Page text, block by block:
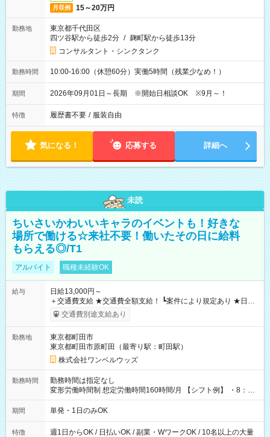
月収例 15～20万円
勤務地
東京都千代田区
四ツ谷駅から徒歩2分 / 麹町駅から徒歩13分
コンサルタント・シンクタンク
勤務時間 10:00-16:00（休憩60分）実働5時間（残業少なめ！）
期間 2026年09月01日～長期 ※開始日相談OK ※9月～！
特徴 履歴書不要 / 服装自由
気になる！ 応募する 詳細へ
未読
ちいさいかわいいキャラのイベントも！好きな
場所で働ける☆来社不要！働いたその日に給料
もらえる◎/T1
アルバイト 職種未経験OK
給与
日給13,000円～
＋交通費支給 ★交通費全額支給！ ┗案件により規定あり ★日払
いOK！（規定あり） ┗働いたその日に現金GET♪ お仕事後はコ
ンビニATMから 日払い分を引き落とせます！ 【試用期間】試
交通費別途支給あり
勤務地
東京都町田市
東京都町田市原町田（最寄り駅：町田駅）
株式会社ワンベルウッズ
勤務時間
勤務時間は指定なし
変形労働時間制 想定労働時間160時間/月 【シフト例】 ・8：00
～21：00
期間 単発・1日のみOK
特徴
週1日からOK / 日払いOK / 副業・WワークOK / 10名以上の大量